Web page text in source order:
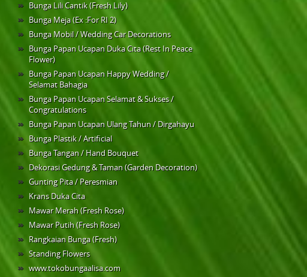
Bunga Lili Cantik (Fresh Lily)
Bunga Meja (Ex :For RI 2)
Bunga Mobil / Wedding Car Decorations
Bunga Papan Ucapan Duka Cita (Rest In Peace
Flower)
Bunga Papan Ucapan Happy Wedding /
Selamat Bahagia
Bunga Papan Ucapan Selamat & Sukses /
Congratulations
Bunga Papan Ucapan Ulang Tahun / Dirgahayu
Bunga Plastik / Artificial
Bunga Tangan / Hand Bouquet
Dekorasi Gedung & Taman (Garden Decoration)
Gunting Pita / Peresmian
Krans Duka Cita
Mawar Merah (Fresh Rose)
Mawar Putih (Fresh Rose)
Rangkaian Bunga (Fresh)
Standing Flowers
www.tokobungaalisa.com